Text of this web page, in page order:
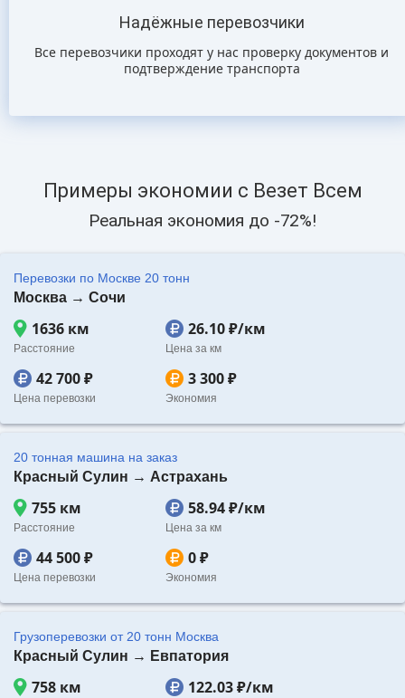
Надёжные перевозчики
Все перевозчики проходят у нас проверку документов и
подтверждение транспорта
Примеры экономии с Везет Всем
Реальная экономия до -72%!
Перевозки по Москве 20 тонн
Москва → Сочи
1636 км
Расстояние
26.10 ₽/км
Цена за км
42 700 ₽
Цена перевозки
3 300 ₽
Экономия
20 тонная машина на заказ
Красный Сулин → Астрахань
755 км
Расстояние
58.94 ₽/км
Цена за км
44 500 ₽
Цена перевозки
0 ₽
Экономия
Грузоперевозки от 20 тонн Москва
Красный Сулин → Евпатория
758 км 122.03 ₽/км